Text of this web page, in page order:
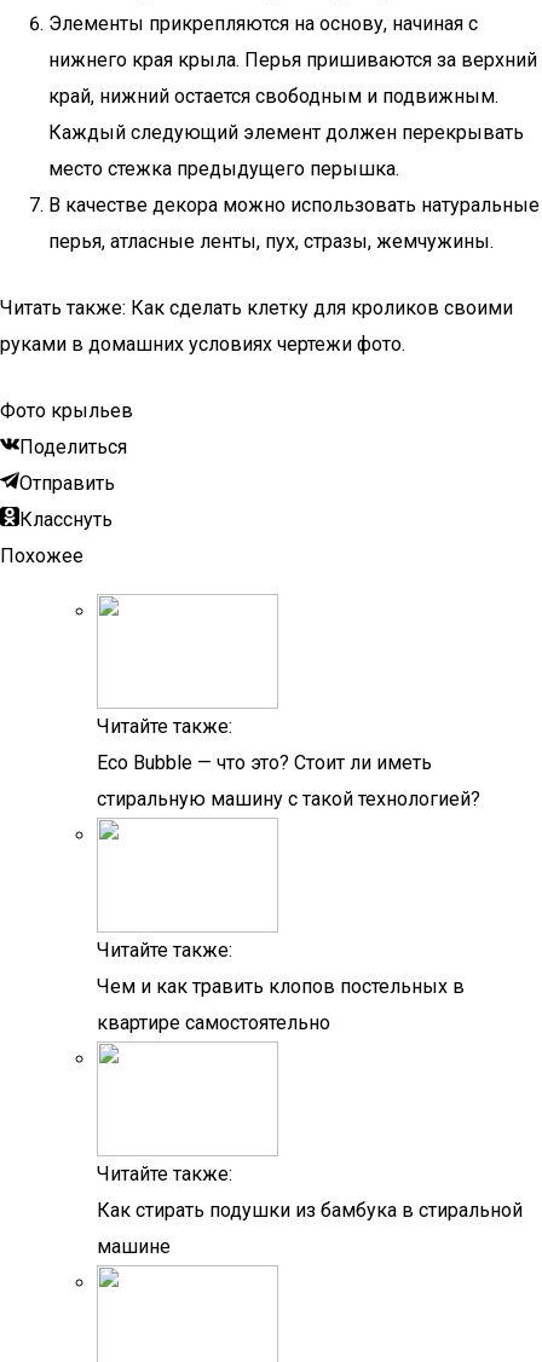
Элементы прикрепляются на основу, начиная с
нижнего края крыла. Перья пришиваются за верхний
край, нижний остается свободным и подвижным.
Каждый следующий элемент должен перекрывать
место стежка предыдущего перышка.
В качестве декора можно использовать натуральные
перья, атласные ленты, пух, стразы, жемчужины.
Читать также: Как сделать клетку для кроликов своими
руками в домашних условиях чертежи фото.
Фото крыльев
Поделиться
Отправить
Класснуть
Похожее
Читайте также:
Eco Bubble — что это? Стоит ли иметь
стиральную машину с такой технологией?
Читайте также:
Чем и как травить клопов постельных в
квартире самостоятельно
Читайте также:
Как стирать подушки из бамбука в стиральной
машине